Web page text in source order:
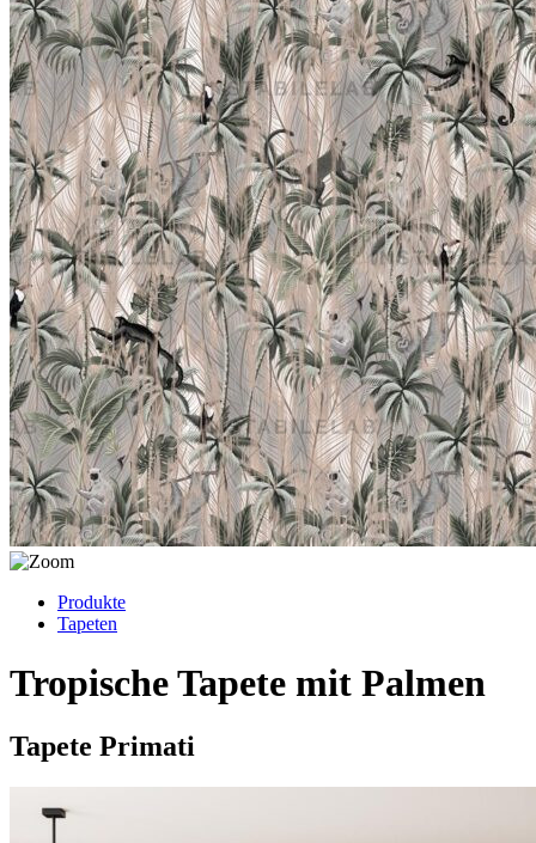
Produkte
Tapeten
Tropische Tapete mit Palmen
Tapete Primati